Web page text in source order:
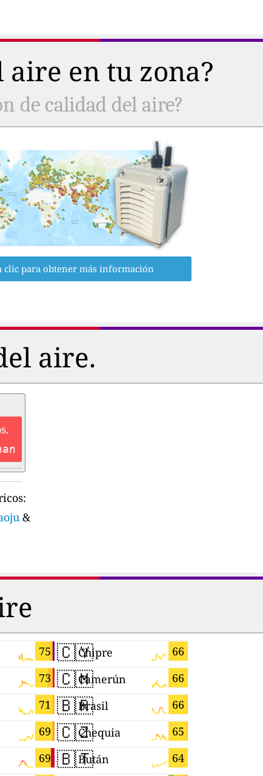
aire en tu zona?
de calidad del aire?
clic para obtener más información
aire.
&
75
73
71
69
69
🇨🇾 66
Chipre
🇨🇲 66
Camerún
🇧🇷 66
Brasil
🇨🇿 65
Chequia
🇧🇹 64
Bután